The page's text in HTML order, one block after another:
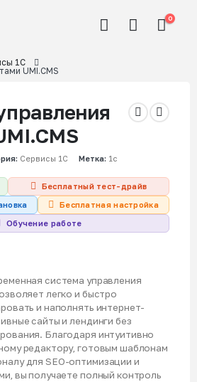
0
1С
UMI.CMS
Сервисы 1С Метка: 1c
Бесплатный тест-драйв
Бесплатная настройка
Обучение работе
система управления
легко и быстро
и наполнять интернет-
сайты и лендинги без
Благодаря интуитивно
редактору, готовым шаблонам
для SEO-оптимизации и
вы получаете полный контроль